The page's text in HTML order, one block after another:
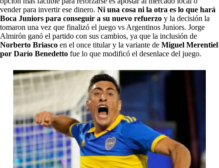
vender para invertir ese dinero. Ni una cosa ni la otra es lo que hará
Boca Juniors para conseguir a su nuevo refuerzo y la decisión la
tomaron una vez que finalizó el juego vs Argentinos Juniors. Jorge
Almirón ganó el partido con sus cambios, ya que la inclusión de
Norberto Briasco en el once titular y la variante de Miguel Merentiel
por Darío Benedetto fue lo que modificó el desenlace del juego.